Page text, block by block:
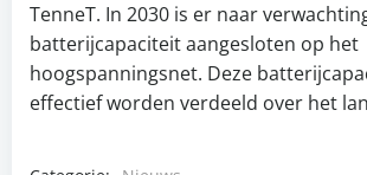
TenneT. In 2030 is er naar
batterijcapaciteit aangesloten op het
hoogspanningsnet. Deze
effectief worden verdeeld over het